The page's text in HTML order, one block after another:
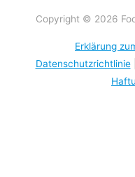
Copyright © 2026
Erklärung
Datenschutzrichtlinie|